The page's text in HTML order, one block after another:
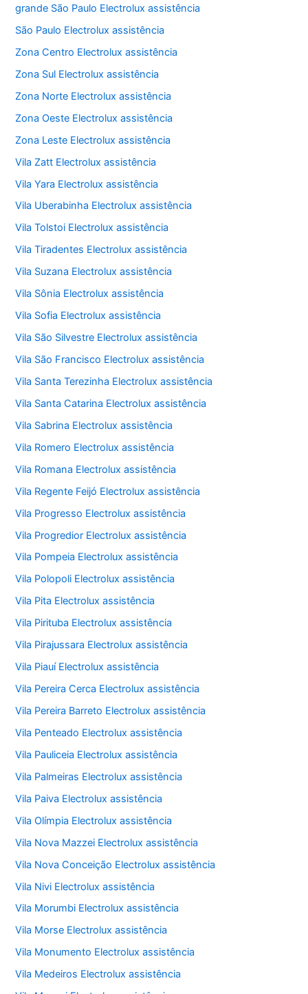
grande São Paulo Electrolux assistência
São Paulo Electrolux assistência
Zona Centro Electrolux assistência
Zona Sul Electrolux assistência
Zona Norte Electrolux assistência
Zona Oeste Electrolux assistência
Zona Leste Electrolux assistência
Vila Zatt Electrolux assistência
Vila Yara Electrolux assistência
Vila Uberabinha Electrolux assistência
Vila Tolstoi Electrolux assistência
Vila Tiradentes Electrolux assistência
Vila Suzana Electrolux assistência
Vila Sônia Electrolux assistência
Vila Sofia Electrolux assistência
Vila São Silvestre Electrolux assistência
Vila São Francisco Electrolux assistência
Vila Santa Terezinha Electrolux assistência
Vila Santa Catarina Electrolux assistência
Vila Sabrina Electrolux assistência
Vila Romero Electrolux assistência
Vila Romana Electrolux assistência
Vila Regente Feijó Electrolux assistência
Vila Progresso Electrolux assistência
Vila Progredior Electrolux assistência
Vila Pompeia Electrolux assistência
Vila Polopoli Electrolux assistência
Vila Pita Electrolux assistência
Vila Pirituba Electrolux assistência
Vila Pirajussara Electrolux assistência
Vila Piauí Electrolux assistência
Vila Pereira Cerca Electrolux assistência
Vila Pereira Barreto Electrolux assistência
Vila Penteado Electrolux assistência
Vila Pauliceia Electrolux assistência
Vila Palmeiras Electrolux assistência
Vila Paiva Electrolux assistência
Vila Olímpia Electrolux assistência
Vila Nova Mazzei Electrolux assistência
Vila Nova Conceição Electrolux assistência
Vila Nivi Electrolux assistência
Vila Morumbi Electrolux assistência
Vila Morse Electrolux assistência
Vila Monumento Electrolux assistência
Vila Medeiros Electrolux assistência